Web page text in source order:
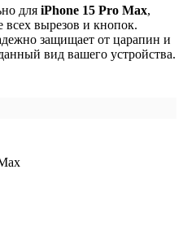
для iPhone 15 Pro Max,
всех вырезов и кнопок.
защищает от царапин и
вид вашего устройства.